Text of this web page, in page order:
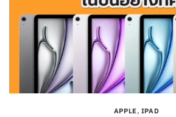
APPLE, IPAD